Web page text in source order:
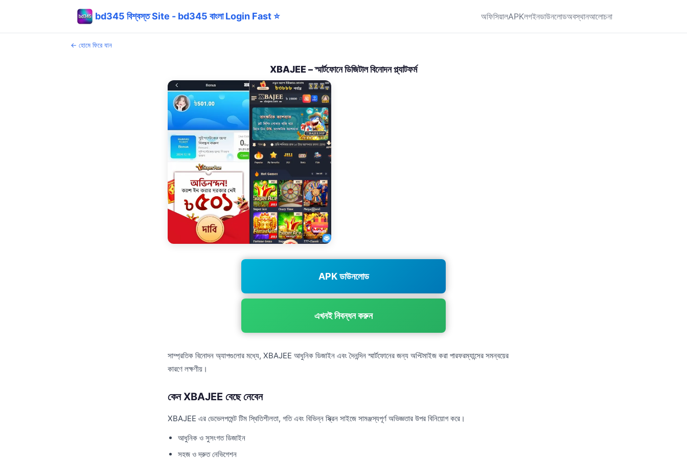
bd345 বিশ্বস্ত Site - bd345 বাংলা Login Fast ⭐ অফিসিয়ালAPKলগইনডাউনলোডঅবস্থানআলোচনা
← হোমে ফিরে যান
XBAJEE – স্মার্টফোনে ডিজিটাল বিনোদন প্ল্যাটফর্ম
APK ডাউনলোড
এখনই নিবন্ধন করুন
সাম্প্রতিক বিনোদন অ্যাপগুলোর মধ্যে, XBAJEE আধুনিক ডিজাইন এবং দৈনন্দিন স্মার্টফোনের জন্য অপ্টিমাইজ করা পারফরম্যান্সের সমন্বয়ের
কারণে লক্ষণীয়।
কেন XBAJEE বেছে নেবেন
XBAJEE এর ডেভেলপমেন্ট টিম স্থিতিশীলতা, গতি এবং বিভিন্ন স্ক্রিন সাইজে সামঞ্জস্যপূর্ণ অভিজ্ঞতার উপর বিনিয়োগ করে।
আধুনিক ও সুসংগত ডিজাইন
সহজ ও দ্রুত নেভিগেশন